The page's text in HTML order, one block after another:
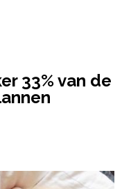
33% van de